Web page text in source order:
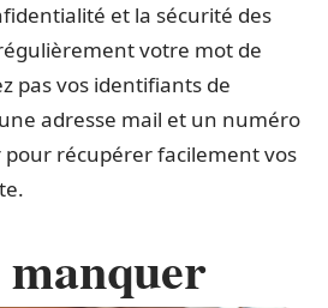
et la sécurité des
votre mot de
pas vos identifiants de
adresse mail et un numéro
récupérer facilement vos